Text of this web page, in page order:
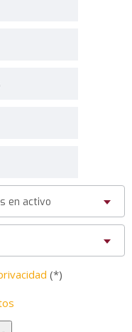
en activo
(*)